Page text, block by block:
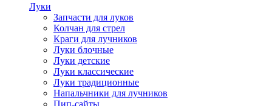
Луки
Запчасти для луков
Колчан для стрел
Краги для лучников
Луки блочные
Луки детские
Луки классические
Луки традиционные
Напальчники для лучников
Пип-сайты